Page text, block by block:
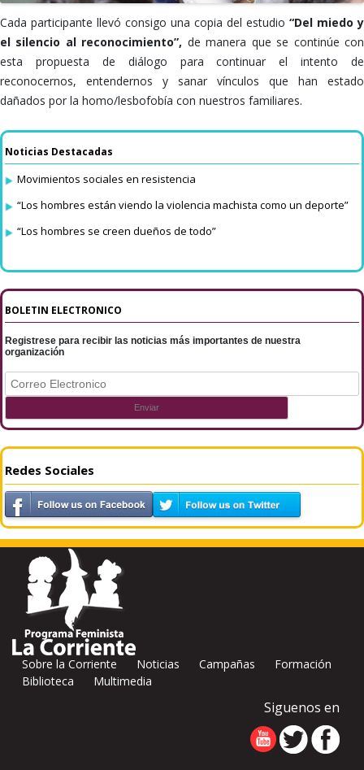
Cada participante llevó consigo una copia del estudio “Del miedo y
el silencio al reconocimiento”, de manera que se continúe con
esta propuesta de diálogo para continuar el intento de
reconocernos, entendernos y sanar vínculos que han estado
dañados por la homo/lesbofobía con nuestros familiares.
Noticias Destacadas
Movimientos sociales en resistencia
“Los hombres están viendo la violencia machista como un deporte”
“Los hombres se creen dueños de todo”
BOLETIN ELECTRONICO
Registrese para recibir las noticias más importantes de nuestra
organización
Redes Sociales
Sobre la Corriente Noticias Campañas
Formación
Biblioteca
Multimedia
Siguenos en